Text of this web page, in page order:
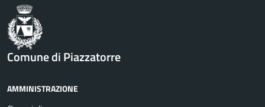
Comune di Piazzatorre
AMMINISTRAZIONE